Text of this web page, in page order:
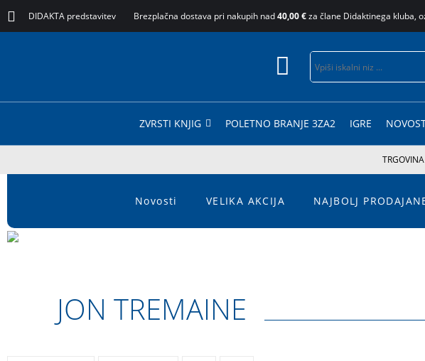
DIDAKTA predstavitev Brezplačna dostava pri nakupih nad40,00 €za člane Didaktinega kluba,
ZVRSTI KNJIG POLETNO BRANJE 3ZA2 IGRE
TRGOVINA
Novosti VELIKA AKCIJA NAJBOLJ
JON TREMAINE